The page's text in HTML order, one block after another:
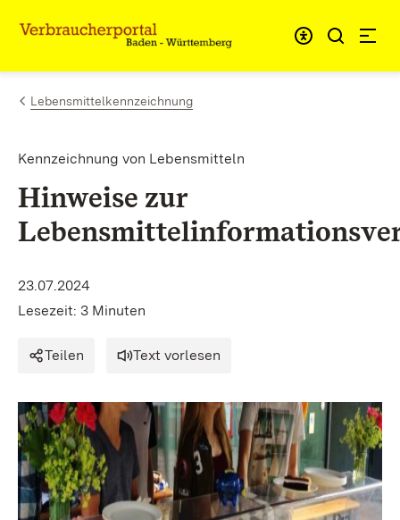
Zum Inhalt springen
Link zur Startseite
Lebensmittelkennzeichnung
Kennzeichnung von Lebensmitteln
Hinweise zur
23.07.2024
Lesezeit: 3 Minuten
Teilen Text vorlesen